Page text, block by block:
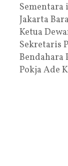
Sementara
Jakarta
Ketua
Sekretaris
Bendahara
Pokja Ade